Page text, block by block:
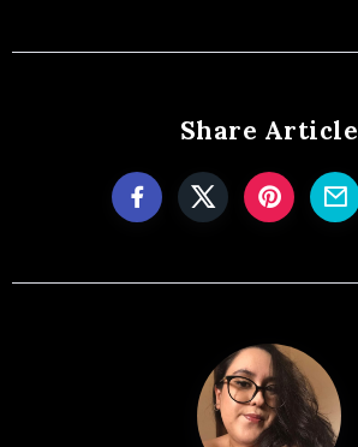
Share Article